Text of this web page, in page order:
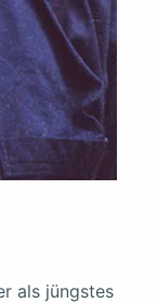
als jüngstes